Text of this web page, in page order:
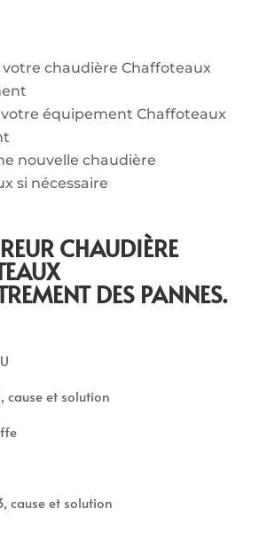
chaudière Chaffoteaux
équipement Chaffoteaux
nouvelle chaudière
si nécessaire
CHAUDIÈRE
DES PANNES.
cause et solution
cause et solution